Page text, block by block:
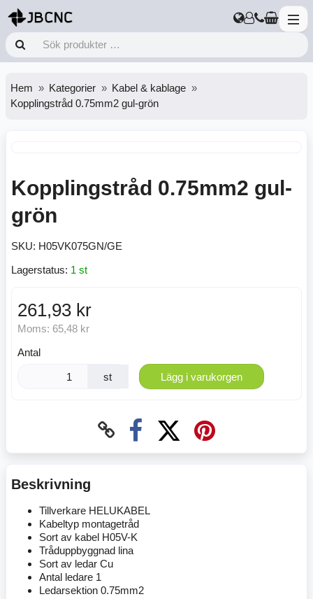
Hem Kategorier
Kabel & kablage
Kopplingstråd 0.75mm2 gul-grön
Kopplingstråd 0.75mm2 gul-
grön
SKU: H05VK075GN/GE
Lagerstatus: 1 st
261,93 kr
Moms: 65,48 kr
Antal
st Lägg i varukorgen
Beskrivning
Tillverkare HELUKABEL
Kabeltyp montagetråd
Sort av kabel H05V-K
Tråduppbyggnad lina
Sort av ledar Cu
Antal ledare 1
Ledarsektion 0.75mm2